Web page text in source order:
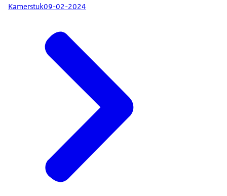
Kamerstuk09-02-2024